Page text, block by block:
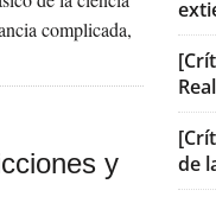
complicada,
y
de